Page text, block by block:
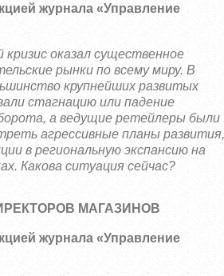
журнала «Управление
оказал существенное
рынки по всему миру. В
крупнейших развитых
стагнацию или падение
а ведущие ретейлеры были
агрессивные планы развития,
в региональную экспансию на
Какова ситуация сейчас?
МАГАЗИНОВ
журнала «Управление